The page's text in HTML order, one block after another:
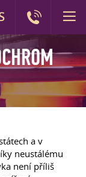
a v
neustálému
není příliš